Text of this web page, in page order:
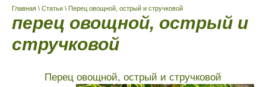
Главная \ Статьи \ Перец овощной, острый и стручковой
перец овощной, острый и
стручковой
Перец овощной, острый и стручковой